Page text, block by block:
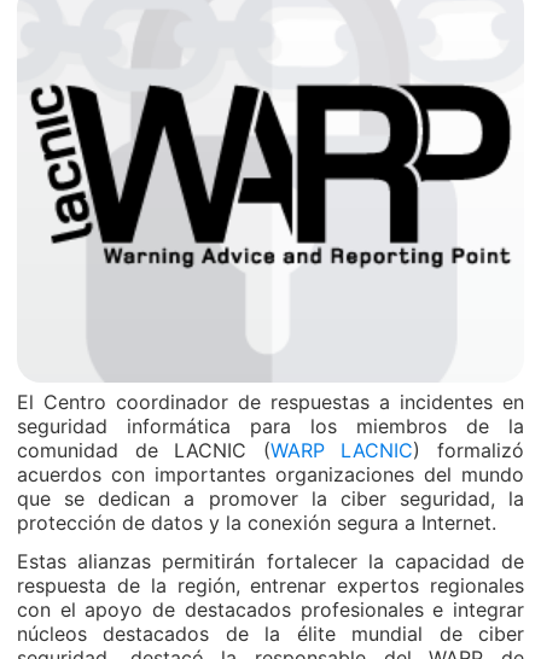
El Centro coordinador de respuestas a incidentes en
seguridad informática para los miembros de la
comunidad de LACNIC (WARP LACNIC) formalizó
acuerdos con importantes organizaciones del mundo
que se dedican a promover la ciber seguridad, la
protección de datos y la conexión segura a Internet.
Estas alianzas permitirán fortalecer la capacidad de
respuesta de la región, entrenar expertos regionales
con el apoyo de destacados profesionales e integrar
núcleos destacados de la élite mundial de ciber